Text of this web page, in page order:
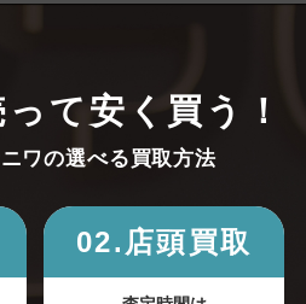
て安く買う！
ワの選べる買取方法
02.店頭買取